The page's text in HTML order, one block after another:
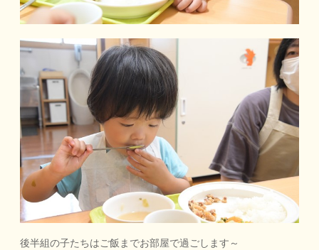
後半組の子たちはご飯までお部屋で過ごします～